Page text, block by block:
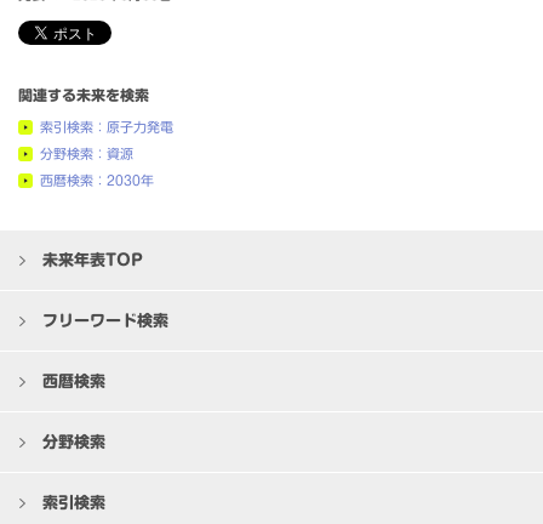
関連する未来を検索
索引検索：原子力発電
分野検索：資源
西暦検索：2030年
未来年表TOP
フリーワード検索
西暦検索
分野検索
索引検索